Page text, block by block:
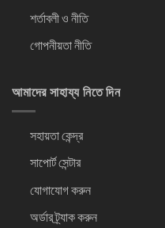
শর্তাবলী ও নীতি
গোপনীয়তা নীতি
আমাদের সাহায্য নিতে দিন
সহায়তা কেন্দ্র
সাপোর্ট সেন্টার
যোগাযোগ করুন
অর্ডার ট্র্যাক করুন